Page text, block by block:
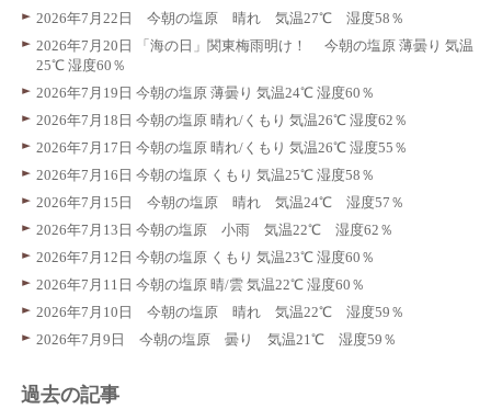
2026年7月22日 今朝の塩原 晴れ 気温27℃ 湿度58％
2026年7月20日 「海の日」関東梅雨明け！ 今朝の塩原 薄曇り 気温
25℃ 湿度60％
2026年7月19日 今朝の塩原 薄曇り 気温24℃ 湿度60％
2026年7月18日 今朝の塩原 晴れ/くもり 気温26℃ 湿度62％
2026年7月17日 今朝の塩原 晴れ/くもり 気温26℃ 湿度55％
2026年7月16日 今朝の塩原 くもり 気温25℃ 湿度58％
2026年7月15日 今朝の塩原 晴れ 気温24℃ 湿度57％
2026年7月13日 今朝の塩原 小雨 気温22℃ 湿度62％
2026年7月12日 今朝の塩原 くもり 気温23℃ 湿度60％
2026年7月11日 今朝の塩原 晴/雲 気温22℃ 湿度60％
2026年7月10日 今朝の塩原 晴れ 気温22℃ 湿度59％
2026年7月9日 今朝の塩原 曇り 気温21℃ 湿度59％
過去の記事